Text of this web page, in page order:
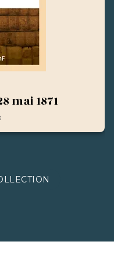
mai 1871